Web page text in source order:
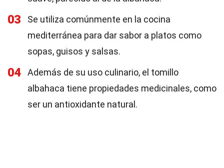
03
Se utiliza comúnmente en la cocina
mediterránea para dar sabor a platos como
sopas, guisos y salsas.
04
Además de su uso culinario, el tomillo
albahaca tiene propiedades medicinales, como
ser un antioxidante natural.